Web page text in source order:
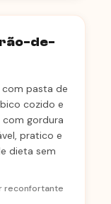
de-
pasta de
cozido e
com gordura
pratico e
dieta sem
reconfortante